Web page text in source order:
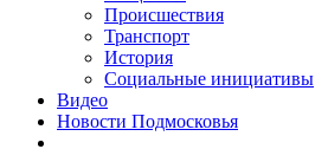
Происшествия
Транспорт
История
Социальные инициативы
Видео
Новости Подмосковья